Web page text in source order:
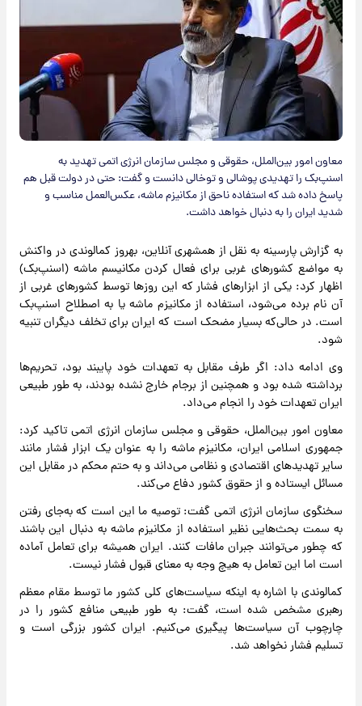
معاون امور بین‌الملل، حقوقی و مجلس سازمان انرژی اتمی تهدید به
اسنپ‌بک را تهدیدی پوشالی و توخالی دانست و گفت: حتی در دولت قبل هم
پاسخ داده شد که استفاده ناحق از مکانیزم ماشه، عکس‌العمل مناسب و
شدید ایران را به دنبال خواهد داشت.
به گزارش پارسینه به نقل از همشهری آنلاین، بهروز کمالوندی در واکنش
به مواضع کشورهای غربی برای فعال کردن مکانیسم ماشه (اسنپ‌بک)
اظهار کرد: یکی از ابزارهای فشار که این روزها توسط کشورهای غربی از
آن نام برده می‌شود، استفاده از مکانیزم ماشه یا به اصطلاح اسنپ‌بک
است. در حالی‌که بسیار مضحک است که ایران برای تخلف دیگران تنبیه
شود.
وی ادامه داد: اگر طرف مقابل به تعهدات خود پایبند بود، تحریم‌ها
برداشته شده بود و همچنین از برجام خارج نشده بودند، به طور طبیعی
ایران تعهدات خود را انجام می‌داد.
معاون امور بین‌الملل، حقوقی و مجلس سازمان انرژی اتمی تاکید کرد:
جمهوری اسلامی ایران، مکانیزم ماشه را به عنوان یک ابزار فشار مانند
سایر تهدیدهای اقتصادی و نظامی می‌داند و به حتم محکم در مقابل این
مسائل ایستاده و از حقوق کشور دفاع می‌کند.
سخنگوی سازمان انرژی اتمی گفت: توصیه ما این است که به‌جای رفتن
به سمت بحث‌هایی نظیر استفاده از مکانیزم ماشه به دنبال این باشند
که چطور می‌توانند جبران مافات کنند. ایران همیشه برای تعامل آماده
است اما این تعامل به هیچ وجه به معنای قبول فشار نیست.
کمالوندی با اشاره به اینکه سیاست‌های کلی کشور ما توسط مقام معظم
رهبری مشخص شده است، گفت: به طور طبیعی منافع کشور را در
چارچوب آن سیاست‌ها پیگیری می‌کنیم. ایران کشور بزرگی است و
تسلیم فشار نخواهد شد.